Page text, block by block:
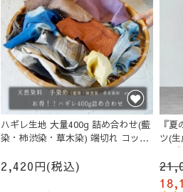
ハギレ生地 大量400g 詰め合わせ(藍
染・柿渋染・草木染) 端切れ コット
2,420円(税込)
『
ツ(